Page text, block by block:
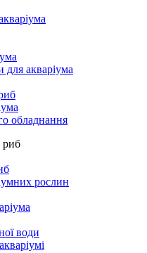
для акваріума
обладнання
риб
рослин
води